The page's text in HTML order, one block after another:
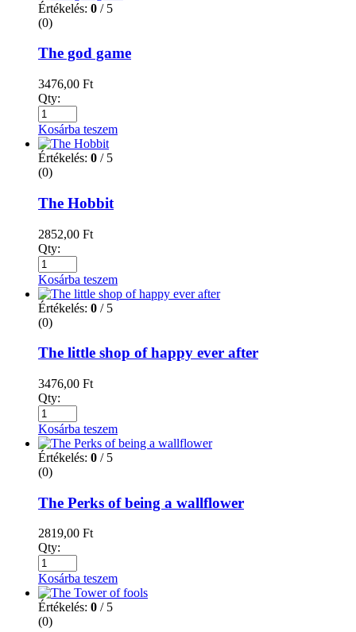
Értékelés: 0 / 5
(0)
The god game
3476,00 Ft
Qty:
Kosárba teszem
Értékelés: 0 / 5
(0)
The Hobbit
2852,00 Ft
Qty:
Kosárba teszem
Értékelés: 0 / 5
(0)
The little shop of happy ever after
3476,00 Ft
Qty:
Kosárba teszem
Értékelés: 0 / 5
(0)
The Perks of being a wallflower
2819,00 Ft
Qty:
Kosárba teszem
Értékelés: 0 / 5
(0)